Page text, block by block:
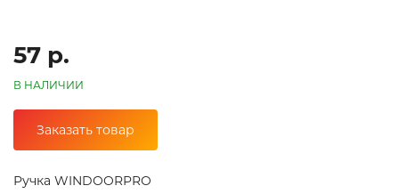
57 р.
В НАЛИЧИИ
Заказать товар
Ручка WINDOORPRO